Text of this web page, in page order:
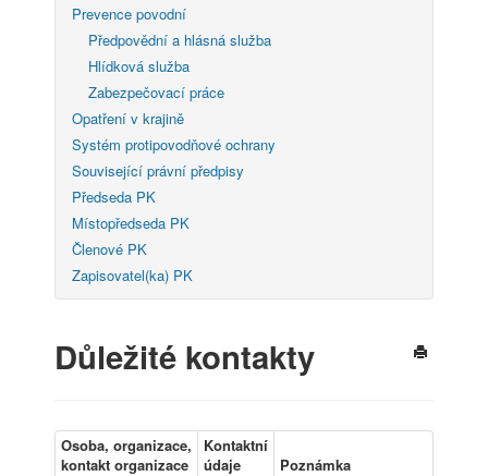
Prevence povodní
Předpovědní a hlásná služba
Hlídková služba
Zabezpečovací práce
Opatření v krajině
Systém protipovodňové ochrany
Související právní předpisy
Předseda PK
Místopředseda PK
Členové PK
Zapisovatel(ka) PK
Důležité kontakty
Osoba, organizace,
kontakt organizace
Kontaktní
údaje
Poznámka